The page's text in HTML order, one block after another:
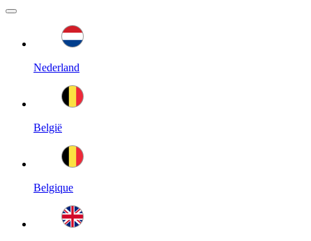
Nederland
België
Belgique